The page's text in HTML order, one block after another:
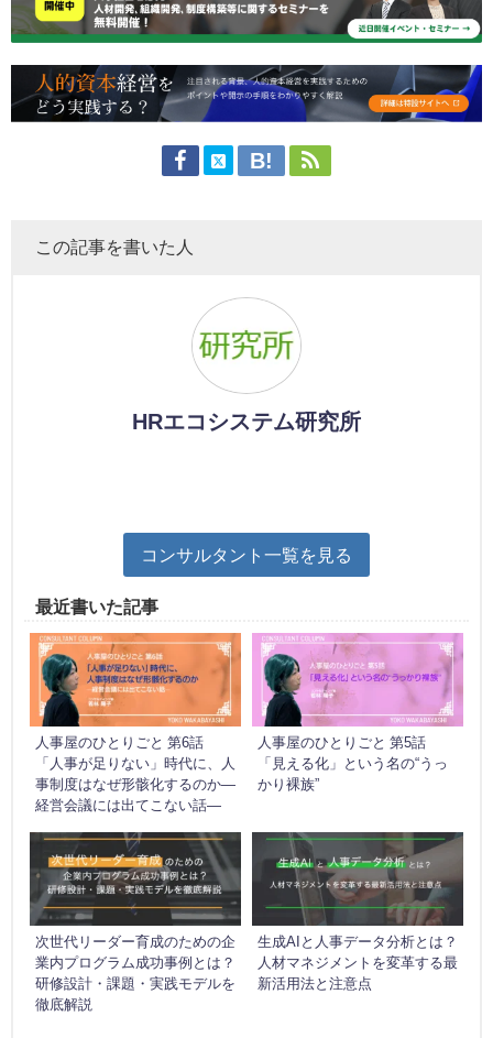
この記事を書いた人
HRエコシステム研究所
コンサルタント一覧を見る
最近書いた記事
人事屋のひとりごと 第6話
「人事が足りない」時代に、人
事制度はなぜ形骸化するのか―
経営会議には出てこない話―
人事屋のひとりごと 第5話
「見える化」という名の“うっ
かり裸族”
次世代リーダー育成のための企
業内プログラム成功事例とは？
研修設計・課題・実践モデルを
徹底解説
生成AIと人事データ分析とは？
人材マネジメントを変革する最
新活用法と注意点